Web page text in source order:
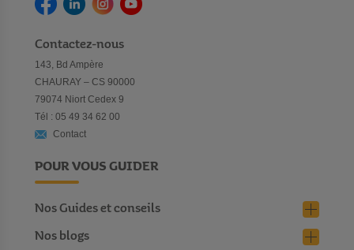
Contactez-nous
143, Bd Ampère
CHAURAY – CS 90000
79074 Niort Cedex 9
Tél : 05 49 34 62 00
Contact
POUR VOUS GUIDER
Nos Guides et conseils
Nos blogs